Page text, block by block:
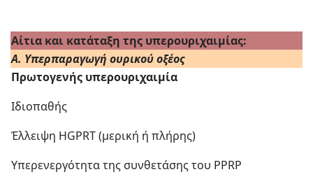
Αίτια και κατάταξη της υπερουριχαιμίας:
Α. Υπερπαραγωγή ουρικού οξέος
Πρωτογενής υπερουριχαιμία
Ιδιοπαθής
Έλλειψη HGPRT (μερική ή πλήρης)
Υπερενεργότητα της συνθετάσης του PPRP